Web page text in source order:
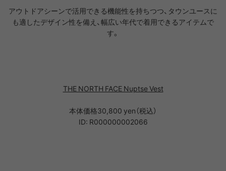
アウトドアシーンで活用できる機能性を持ちつつ、タウンユースに
も適したデザイン性を備え、幅広い年代で着用できるアイテムで
す。
THE NORTH FACE Nuptse Vest
本体価格30,800 yen（税込）
ID: R000000002066